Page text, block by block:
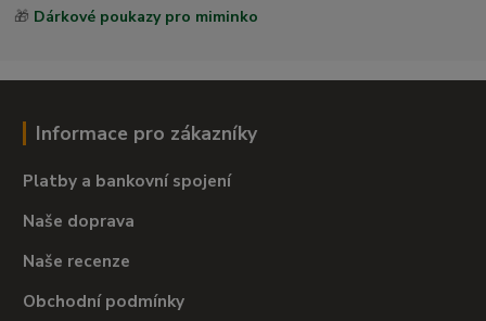
🎁 Dárkové poukazy pro miminko
Informace pro zákazníky
Platby a bankovní spojení
Naše doprava
Naše recenze
Obchodní podmínky